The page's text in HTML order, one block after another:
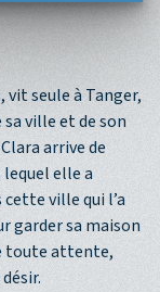
vit seule à Tanger,
ville et de son
arrive de
lequel elle a
ville qui l’a
garder sa maison
toute attente,